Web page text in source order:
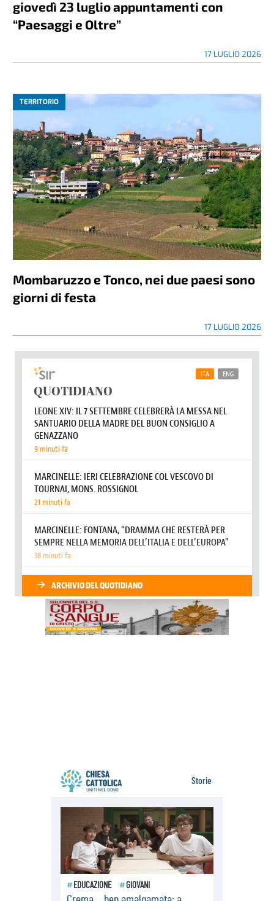
giovedì 23 luglio appuntamenti con
“Paesaggi e Oltre”
17 LUGLIO 2026
TERRITORIO
Mombaruzzo e Tonco, nei due paesi sono
giorni di festa
17 LUGLIO 2026